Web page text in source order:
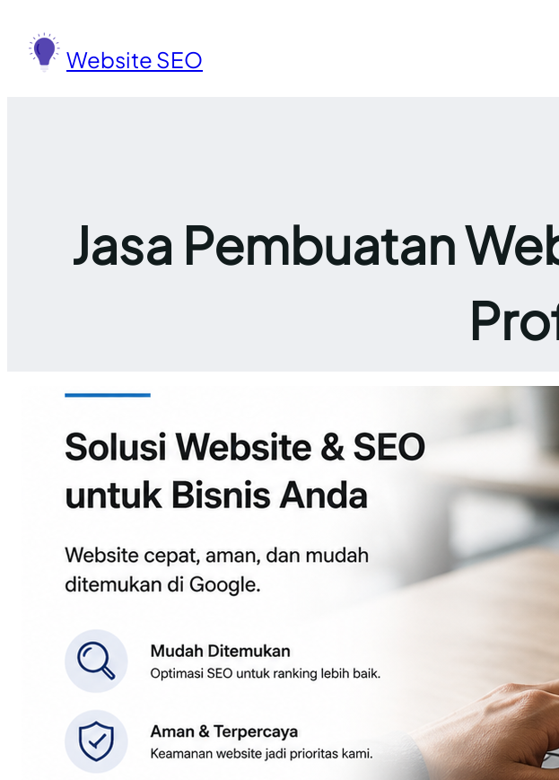
konten
Website SEO
Jasa Pembuatan